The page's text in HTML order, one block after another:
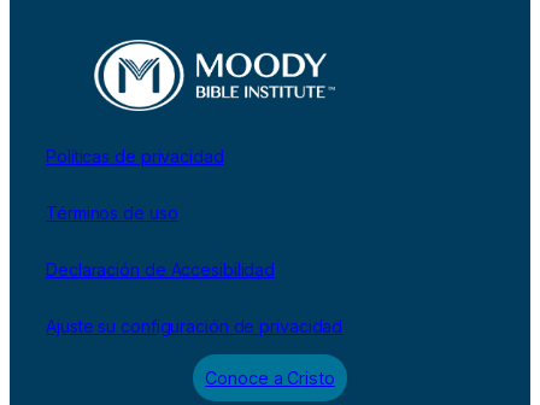
Políticas de privacidad
Términos de uso
Declaración de Accesibilidad
Ajuste su configuración de privacidad
Conoce a Cristo